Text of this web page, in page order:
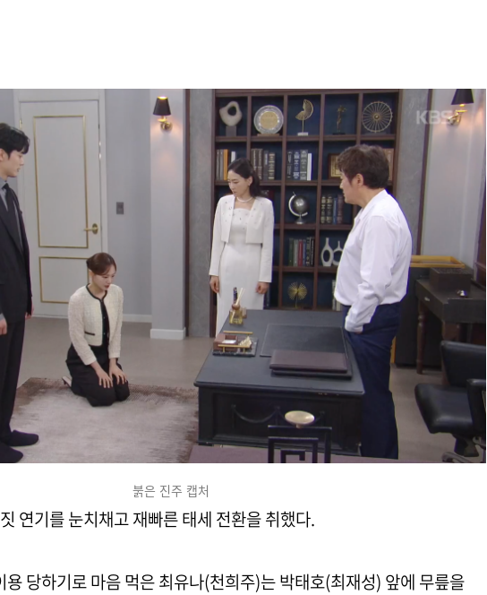
붉은 진주 캡처
연기를 눈치채고 재빠른 태세 전환을 취했다.
당하기로 마음 먹은 최유나(천희주)는 박태호(최재성) 앞에 무릎을